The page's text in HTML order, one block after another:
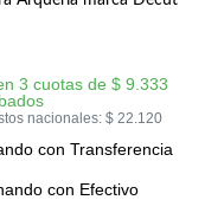
3 cuotas de $ 9.333
nacionales: $ 22.120
con Transferencia
con Efectivo